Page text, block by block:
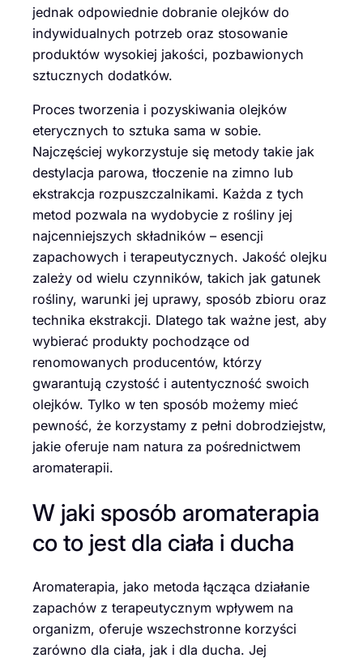
jednak odpowiednie dobranie olejków do
indywidualnych potrzeb oraz stosowanie
produktów wysokiej jakości, pozbawionych
sztucznych dodatków.
Proces tworzenia i pozyskiwania olejków
eterycznych to sztuka sama w sobie.
Najczęściej wykorzystuje się metody takie jak
destylacja parowa, tłoczenie na zimno lub
ekstrakcja rozpuszczalnikami. Każda z tych
metod pozwala na wydobycie z rośliny jej
najcenniejszych składników – esencji
zapachowych i terapeutycznych. Jakość olejku
zależy od wielu czynników, takich jak gatunek
rośliny, warunki jej uprawy, sposób zbioru oraz
technika ekstrakcji. Dlatego tak ważne jest, aby
wybierać produkty pochodzące od
renomowanych producentów, którzy
gwarantują czystość i autentyczność swoich
olejków. Tylko w ten sposób możemy mieć
pewność, że korzystamy z pełni dobrodziejstw,
jakie oferuje nam natura za pośrednictwem
aromaterapii.
W jaki sposób aromaterapia
co to jest dla ciała i ducha
Aromaterapia, jako metoda łącząca działanie
zapachów z terapeutycznym wpływem na
organizm, oferuje wszechstronne korzyści
zarówno dla ciała, jak i dla ducha. Jej